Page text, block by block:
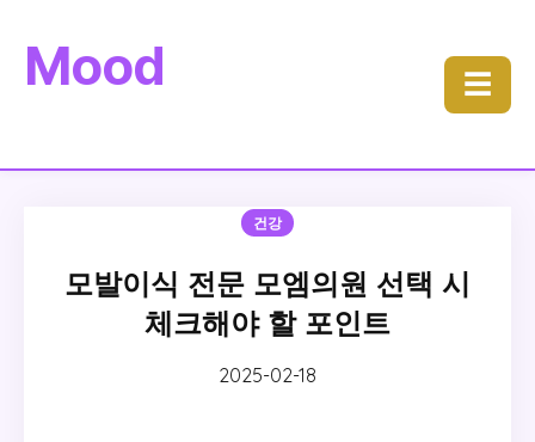
Mood ☰
건강
모발이식 전문 모엠의원 선택 시
체크해야 할 포인트
2025-02-18